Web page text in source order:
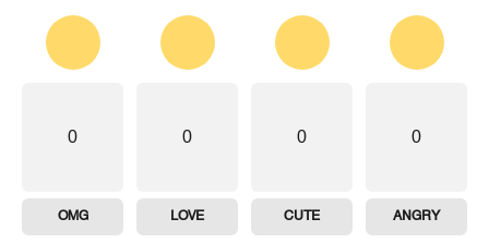
0
ANGRY
0
CUTE
0
LOVE
0
OMG